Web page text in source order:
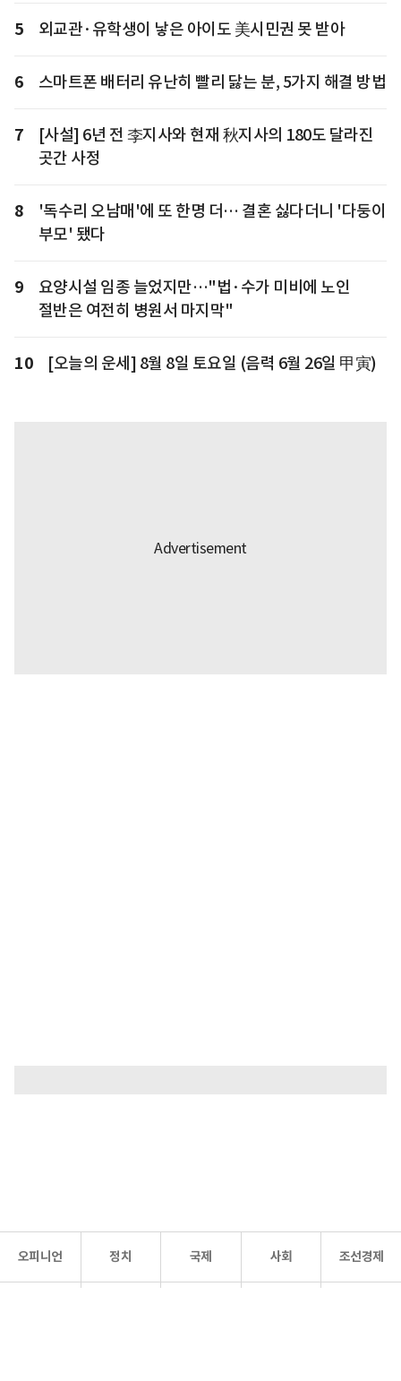
5 외교관·유학생이 낳은 아이도 美시민권 못 받아
6 스마트폰 배터리 유난히 빨리 닳는 분, 5가지 해결 방법
7
[사설] 6년 전 李지사와 현재 秋지사의 180도 달라진
곳간 사정
8
'독수리 오남매'에 또 한명 더… 결혼 싫다더니 '다둥이
부모' 됐다
9
요양시설 임종 늘었지만…"법·수가 미비에 노인
절반은 여전히 병원서 마지막"
10 [오늘의 운세] 8월 8일 토요일 (음력 6월 26일 甲寅)
오피니언 정치 국제 사회 조선경제